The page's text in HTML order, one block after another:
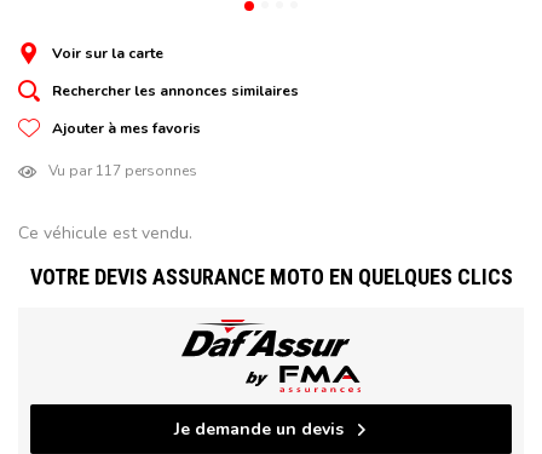
Voir sur la carte
Rechercher les annonces similaires
Ajouter à mes favoris
Vu par 117 personnes
Ce véhicule est vendu.
VOTRE DEVIS ASSURANCE MOTO EN QUELQUES CLICS
Je demande un devis